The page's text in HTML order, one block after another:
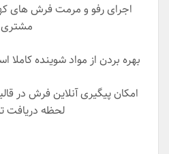
اجرای رفو و مرمت فرش های
مشتری
بهره بردن از مواد شوینده
امکان پیگیری آنلاین فرش در
لحظه دریافت